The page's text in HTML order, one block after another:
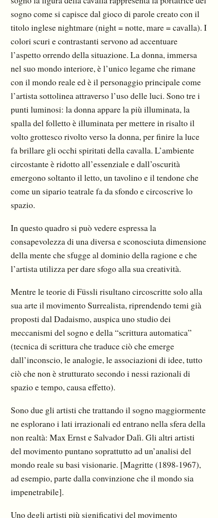
sogno come si capisce dal gioco di parole creato con il
titolo inglese nightmare (night = notte, mare = cavalla). I
colori scuri e contrastanti servono ad accentuare
l’aspetto orrendo della situazione. La donna, immersa
nel suo mondo interiore, è l’unico legame che rimane
con il mondo reale ed è il personaggio principale come
l’artista sottolinea attraverso l’uso delle luci. Sono tre i
punti luminosi: la donna appare la più illuminata, la
spalla del folletto è illuminata per mettere in risalto il
volto grottesco rivolto verso la donna, per finire la luce
fa brillare gli occhi spiritati della cavalla. L’ambiente
circostante è ridotto all’essenziale e dall’oscurità
emergono soltanto il letto, un tavolino e il tendone che
come un sipario teatrale fa da sfondo e circoscrive lo
spazio.
In questo quadro si può vedere espressa la
consapevolezza di una diversa e sconosciuta dimensione
della mente che sfugge al dominio della ragione e che
l’artista utilizza per dare sfogo alla sua creatività.
Mentre le teorie di Füssli risultano circoscritte solo alla
sua arte il movimento Surrealista, riprendendo temi già
proposti dal Dadaismo, auspica uno studio dei
meccanismi del sogno e della “scrittura automatica”
(tecnica di scrittura che traduce ciò che emerge
dall’inconscio, le analogie, le associazioni di idee, tutto
ciò che non è strutturato secondo i nessi razionali di
spazio e tempo, causa effetto).
Sono due gli artisti che trattando il sogno maggiormente
ne esplorano i lati irrazionali ed entrano nella sfera della
non realtà: Max Ernst e Salvador Dalì. Gli altri artisti
del movimento puntano soprattutto ad un’analisi del
mondo reale su basi visionarie. [Magritte (1898-1967),
ad esempio, parte dalla convinzione che il mondo sia
impenetrabile].
Uno degli artisti più significativi del movimento